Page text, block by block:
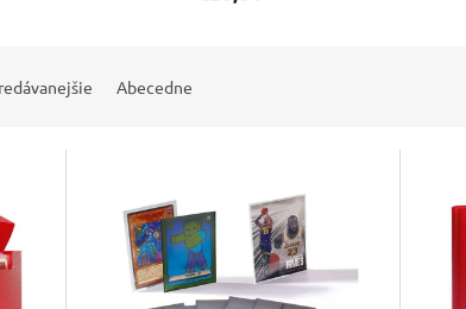
Abecedne